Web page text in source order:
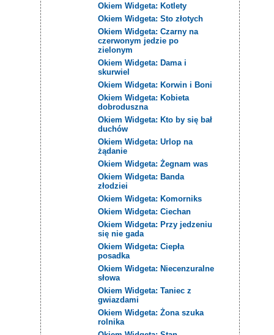
Okiem Widgeta: Kotlety
Okiem Widgeta: Sto złotych
Okiem Widgeta: Czarny na
czerwonym jedzie po
zielonym
Okiem Widgeta: Dama i
skurwiel
Okiem Widgeta: Korwin i Boni
Okiem Widgeta: Kobieta
dobroduszna
Okiem Widgeta: Kto by się bał
duchów
Okiem Widgeta: Urlop na
żądanie
Okiem Widgeta: Żegnam was
Okiem Widgeta: Banda
złodziei
Okiem Widgeta: Komorniks
Okiem Widgeta: Ciechan
Okiem Widgeta: Przy jedzeniu
się nie gada
Okiem Widgeta: Ciepła
posadka
Okiem Widgeta: Niecenzuralne
słowa
Okiem Widgeta: Taniec z
gwiazdami
Okiem Widgeta: Żona szuka
rolnika